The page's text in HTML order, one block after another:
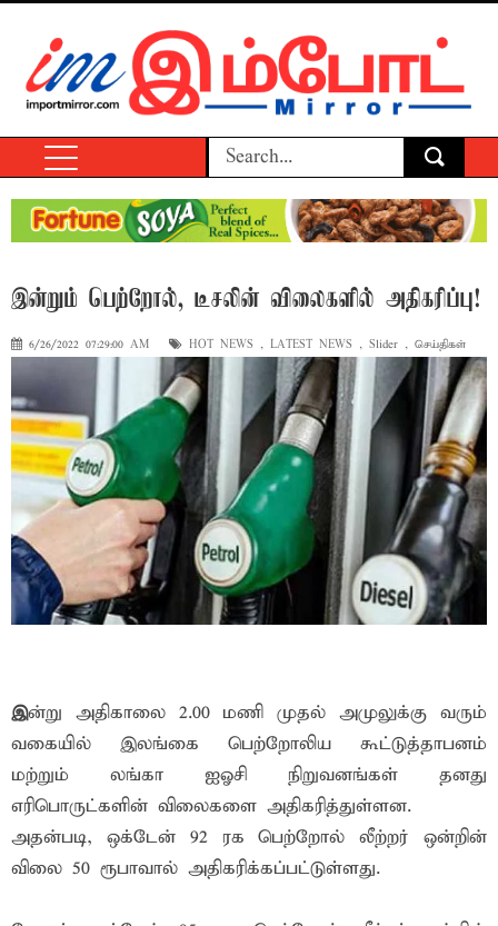
இன்றும் பெற்றோல், டீசலின் விலைகளில் அதிகரிப்பு!
6/26/2022 07:29:00 AM HOT NEWS , LATEST NEWS , Slider , செய்திகள்
இன்று அதிகாலை 2.00 மணி முதல் அமுலுக்கு வரும்
வகையில் இலங்கை பெற்றோலிய கூட்டுத்தாபனம்
மற்றும் லங்கா ஐஓசி நிறுவனங்கள் தனது
எரிபொருட்களின் விலைகளை அதிகரித்துள்ளன.
அதன்படி, ஒக்டேன் 92 ரக பெற்றோல் லீற்றர் ஒன்றின்
விலை 50 ரூபாவால் அதிகரிக்கப்பட்டுள்ளது.